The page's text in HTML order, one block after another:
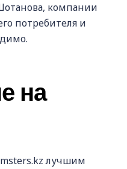
компании
потребителя и
на
лучшим